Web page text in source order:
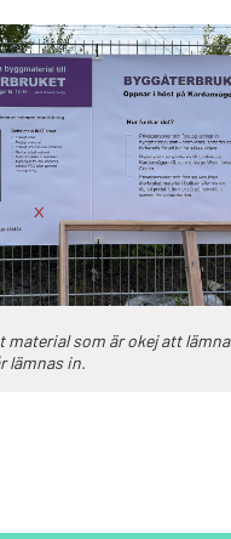
som är okej att lämna
lämnas in.